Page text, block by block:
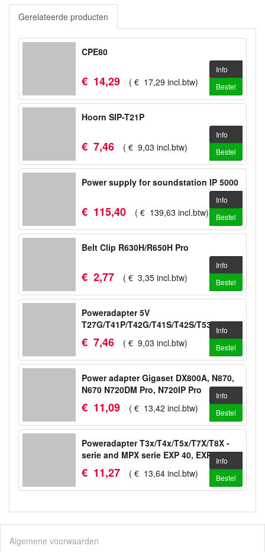
Gerelateerde producten
CPE80
€ 14,29 ( € 17,29 incl.btw)
Info
Bestel
Hoorn SIP-T21P
€ 7,46 ( € 9,03 incl.btw)
Info
Bestel
Power supply for soundstation IP 5000
€ 115,40 ( € 139,63 incl.btw)
Info
Bestel
Belt Clip R630H/R650H Pro
€ 2,77 ( € 3,35 incl.btw)
Info
Bestel
Poweradapter 5V
T27G/T41P/T42G/T41S/T42S/T53/T53W/WH64
€ 7,46 ( € 9,03 incl.btw)
Info
Bestel
Power adapter Gigaset DX800A, N870,
N670 N720DM Pro, N720IP Pro
€ 11,09 ( € 13,42 incl.btw)
Info
Bestel
Poweradapter T3x/T4x/T5x/T7X/T8X -
serie and MPX serie EXP 40, EXP 50
€ 11,27 ( € 13,64 incl.btw)
Info
Bestel
Algemene voorwaarden